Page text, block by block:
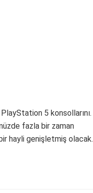
5 konsollarını.
fazla bir zaman
hayli genişletmiş olacak.